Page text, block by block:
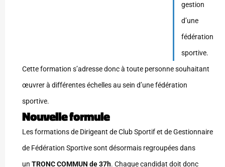
gestion
d’une
fédération
sportive.
Cette formation s’adresse donc à toute personne souhaitant
œuvrer à différentes échelles au sein d’une fédération
sportive.
Nouvelle formule
Les formations de Dirigeant de Club Sportif et de Gestionnaire
de Fédération Sportive sont désormais regroupées dans
un TRONC COMMUN de 37h. Chaque candidat doit donc